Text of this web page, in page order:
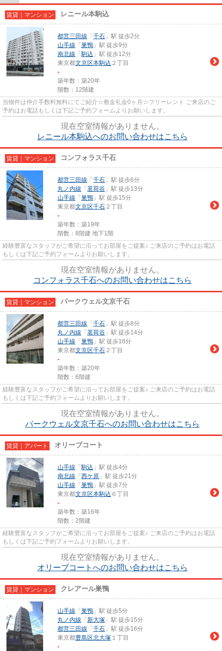
賃貸｜マンション レニール本駒込
都営三田線 「 千石 」駅 徒歩2分
山手線 「 巣鴨 」駅 徒歩9分
南北線 「駒込 」駅 徒歩12分
東京都文京区本駒込 ２丁目
-
築年数：築20年
階数：12階建
当物件は仲介手数料無料にてご紹介☆敷金礼金0ヶ月☆フリーレント ご来店のご
予約はお電話もしくは下記ご予約フォームよりお願いします。
現在空室情報がありません。
レニール本駒込へのお問い合わせはこちら
賃貸｜マンション コンフォラス千石
都営三田線 「 千石 」駅 徒歩6分
丸ノ内線 「 茗荷谷 」駅 徒歩13分
山手線 「 巣鴨 」駅 徒歩15分
東京都文京区千石 ２丁目
-
築年数：築19年
階数：8階建 地下1階
経験豊富なスタッフがご希望に沿ってお部屋をご提案♪ ご来店のご予約はお電話
もしくは下記ご予約フォームよりお願いします。
現在空室情報がありません。
コンフォラス千石へのお問い合わせはこちら
賃貸｜マンション パークウェル文京千石
都営三田線 「 千石 」駅 徒歩8分
丸ノ内線 「 茗荷谷 」駅 徒歩14分
山手線 「 巣鴨 」駅 徒歩18分
東京都文京区千石 ２丁目
-
築年数：築20年
階数：6階建
経験豊富なスタッフがご希望に沿ってお部屋をご提案♪ ご来店のご予約はお電話
もしくは下記ご予約フォームよりお願いします。
現在空室情報がありません。
パークウェル文京千石へのお問い合わせはこちら
賃貸｜アパート オリーブコート
山手線 「駒込 」駅 徒歩4分
南北線 「 西ケ原 」駅 徒歩21分
山手線 「 巣鴨 」駅 徒歩7分
東京都文京区本駒込 ６丁目
-
築年数：築16年
階数：2階建
経験豊富なスタッフがご希望に沿ってお部屋をご提案♪ ご来店のご予約はお電話
もしくは下記ご予約フォームよりお願いします。
現在空室情報がありません。
オリーブコートへのお問い合わせはこちら
賃貸｜マンション クレアール巣鴨
山手線 「 巣鴨 」駅 徒歩5分
丸ノ内線 「 新大塚 」駅 徒歩15分
都営三田線 「 千石 」駅 徒歩16分
東京都豊島区北大塚 １丁目
-